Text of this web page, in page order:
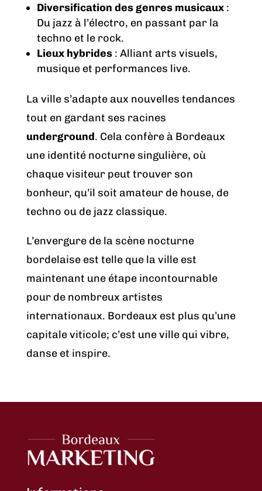
Diversification des genres musicaux:
Du jazz à l’électro, en passant par la
techno et le rock.
Lieux hybrides: Alliant arts visuels,
musique et performances live.
La ville s’adapte aux nouvelles tendances
tout en gardant ses racines
underground. Cela confère à Bordeaux
une identité nocturne singulière, où
chaque visiteur peut trouver son
bonheur, qu’il soit amateur de house, de
techno ou de jazz classique.
L’envergure de la scène nocturne
bordelaise est telle que la ville est
maintenant une étape incontournable
pour de nombreux artistes
internationaux. Bordeaux est plus qu’une
capitale viticole; c’est une ville qui vibre,
danse et inspire.